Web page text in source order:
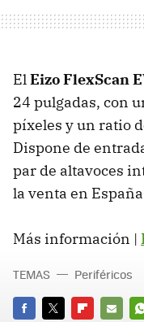
ElEizo FlexScan
24 pulgadas, con
píxeles y un ratio
Dispone de
par de altavoces
la venta en
Más información |
TEMAS Periféricos